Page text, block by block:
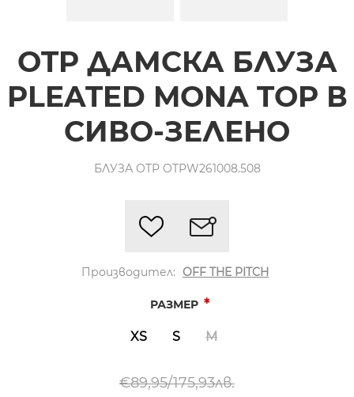
OTP ДАМСКА БЛУЗА
PLEATED MONA TOP В
СИВО-ЗЕЛЕНО
БЛУЗА OTP OTPW261008.508
Производител: OFF THE PITCH
РАЗМЕР *
XS S M
€89,95/175,93лв.